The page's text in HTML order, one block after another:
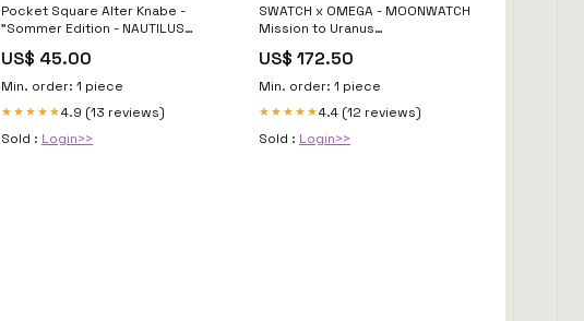
Pocket Square Alter Knabe -
"Sommer Edition - NAUTILUS
US$ 45.00
Min. order: 1 piece
★★★★★4.9 (13 reviews)
Sold : Login>>
SWATCH x OMEGA - MOONWATCH
Mission to Uranus
US$ 172.50
Min. order: 1 piece
★★★★★4.4 (12 reviews)
Sold : Login>>